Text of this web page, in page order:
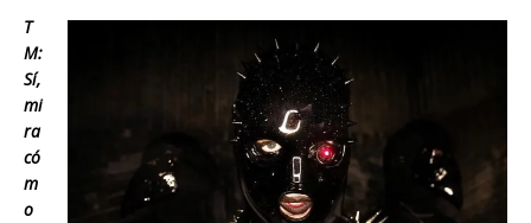
T
M:
Sí,
mi
ra
có
m
o